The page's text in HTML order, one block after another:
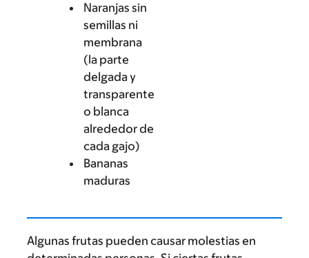
Naranjas sin
semillas ni
membrana
(la parte
delgada y
transparente
o blanca
alrededor de
cada gajo)
Bananas
maduras
Algunas frutas pueden causar molestias en